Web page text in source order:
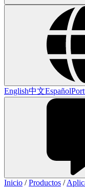
English中文Español
Inicio /Productos /